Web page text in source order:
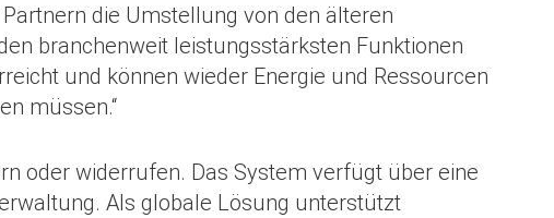
die Umstellung von den älteren
branchenweit leistungsstärksten Funktionen
und können wieder Energie und Ressourcen
müssen.“
oder widerrufen. Das System verfügt über eine
Als globale Lösung unterstützt